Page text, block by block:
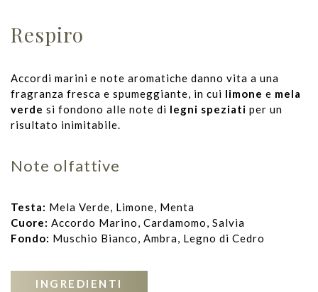
Respiro
Accordi marini e note aromatiche danno vita a una
fragranza fresca e spumeggiante, in cui limone e mela
verde si fondono alle note di legni speziati per un
risultato inimitabile.
Note olfattive
Testa: Mela Verde, Limone, Menta
Cuore: Accordo Marino, Cardamomo, Salvia
Fondo: Muschio Bianco, Ambra, Legno di Cedro
INGREDIENTI